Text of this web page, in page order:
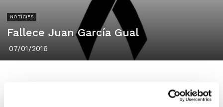
NOTÍCIES
Fallece Juan García Gual
07/01/2016